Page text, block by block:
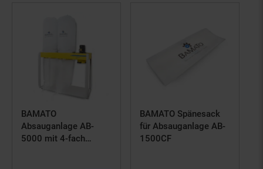
BAMATO
Absauganlage AB-
5000 mit 4-fach
BAMATO Spänesack
für Absauganlage AB-
1500CF